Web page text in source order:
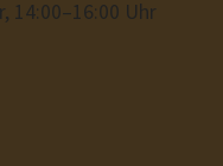
14:00–16:00 Uhr